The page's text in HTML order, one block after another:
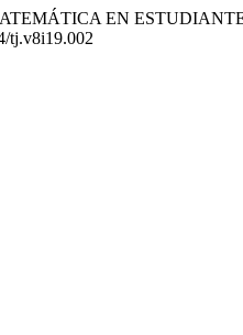
EN
tj.v8i19.002